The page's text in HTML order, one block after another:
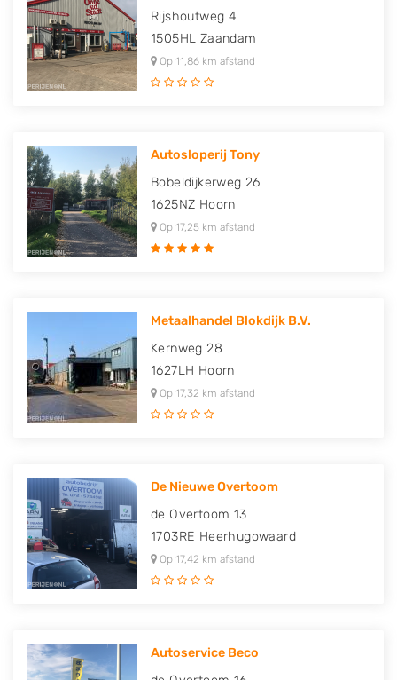
Rijshoutweg 4
1505HL Zaandam
Op 11,86 km afstand
Autosloperij Tony
Bobeldijkerweg 26
1625NZ Hoorn
Op 17,25 km afstand
Metaalhandel Blokdijk B.V.
Kernweg 28
1627LH Hoorn
Op 17,32 km afstand
De Nieuwe Overtoom
de Overtoom 13
1703RE Heerhugowaard
Op 17,42 km afstand
Autoservice Beco